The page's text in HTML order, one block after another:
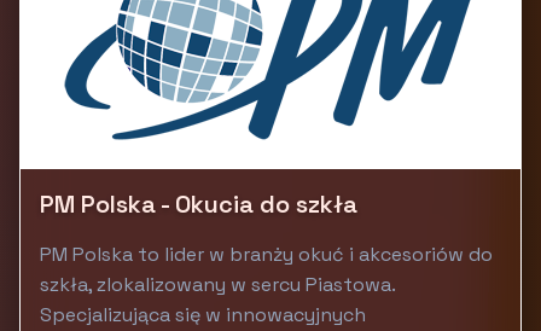
PM Polska - Okucia do szkła
PM Polska to lider w branży okuć i akcesoriów do
szkła, zlokalizowany w sercu Piastowa.
Specjalizująca się w innowacyjnych